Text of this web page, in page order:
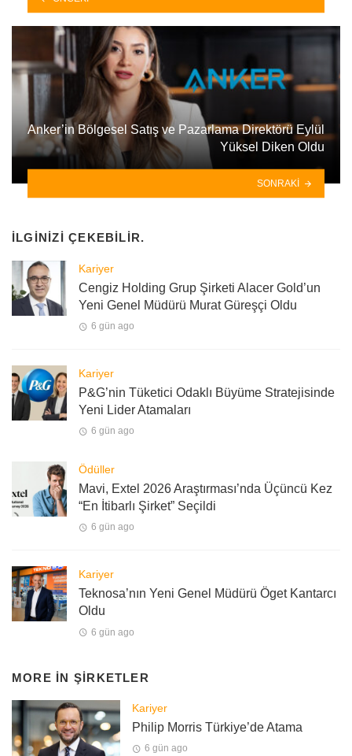
Anker’in Bölgesel Satış ve Pazarlama Direktörü Eylül
Yüksel Diken Oldu
SONRAKI
İLGINIZI ÇEKEBILIR.
Kariyer
Cengiz Holding Grup Şirketi Alacer Gold’un
Yeni Genel Müdürü Murat Güreşçi Oldu
6 gün ago
Kariyer
P&G’nin Tüketici Odaklı Büyüme Stratejisinde
Yeni Lider Atamaları
6 gün ago
Ödüller
Mavi, Extel 2026 Araştırması’nda Üçüncü Kez
“En İtibarlı Şirket” Seçildi
6 gün ago
Kariyer
Teknosa’nın Yeni Genel Müdürü Öget Kantarcı
Oldu
6 gün ago
MORE IN ŞIRKETLER
Kariyer
Philip Morris Türkiye’de Atama
6 gün ago